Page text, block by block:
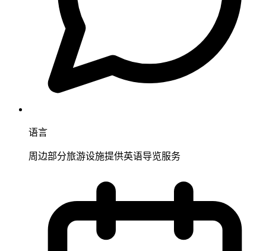
语言
周边部分旅游设施提供英语导览服务